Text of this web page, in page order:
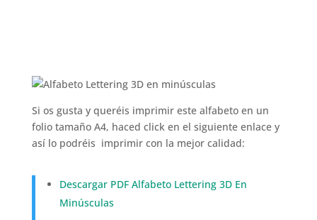
Si os gusta y queréis imprimir este alfabeto en un
folio tamaño A4, haced click en el siguiente enlace y
así lo podréis imprimir con la mejor calidad:
Descargar PDF Alfabeto Lettering 3D En
Minúsculas